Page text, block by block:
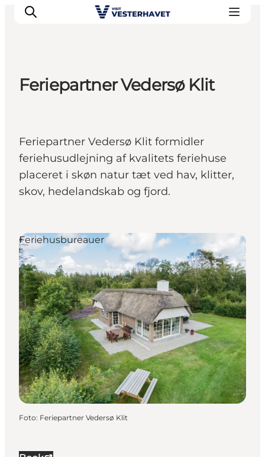
Vores Byer
Mad & Overnatning
Køb billet
Planlæg din ferie
Feriepartner Vedersø Klit
Feriepartner Vedersø Klit formidler
feriehusudlejning af kvalitets feriehuse
placeret i skøn natur tæt ved hav, klitter,
skov, hedelandskab og fjord.
Feriehusbureauer
Foto: Feriepartner Vedersø Klit